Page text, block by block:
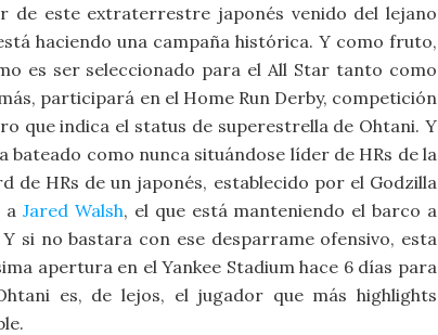
de este extraterrestre japonés venido del lejano
haciendo una campaña histórica. Y como fruto,
es ser seleccionado para el All Star tanto como
participará en el Home Run Derby, competición
que indica el status de superestrella de Ohtani. Y
bateado como nunca situándose líder de HRs de la
de HRs de un japonés, establecido por el Godzilla
aJared Walsh, el que está manteniendo el barco a
Y si no bastara con ese desparrame ofensivo, esta
apertura en el Yankee Stadium hace 6 días para
es, de lejos, el jugador que más highlights